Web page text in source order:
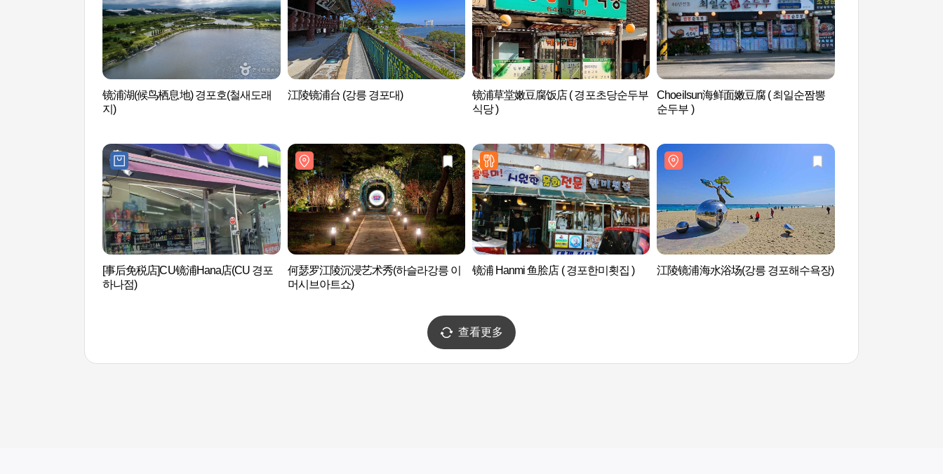
镜浦湖(候鸟栖息地) 경포호(철새도래
지)
江陵镜浦台 (강릉 경포대)
镜浦草堂嫩豆腐饭店 ( 경포초당순두부
식당 )
Choeilsun海鲜面嫩豆腐 ( 최일순짬뽕
순두부 )
[事后免税店]CU镜浦Hana店(CU 경포
하나점)
何瑟罗江陵沉浸艺术秀(하슬라강릉 이
머시브아트쇼)
镜浦 Hanmi 鱼脍店 ( 경포한미횟집 ) 江陵镜浦海水浴场(강릉 경포해수욕장)
查看更多